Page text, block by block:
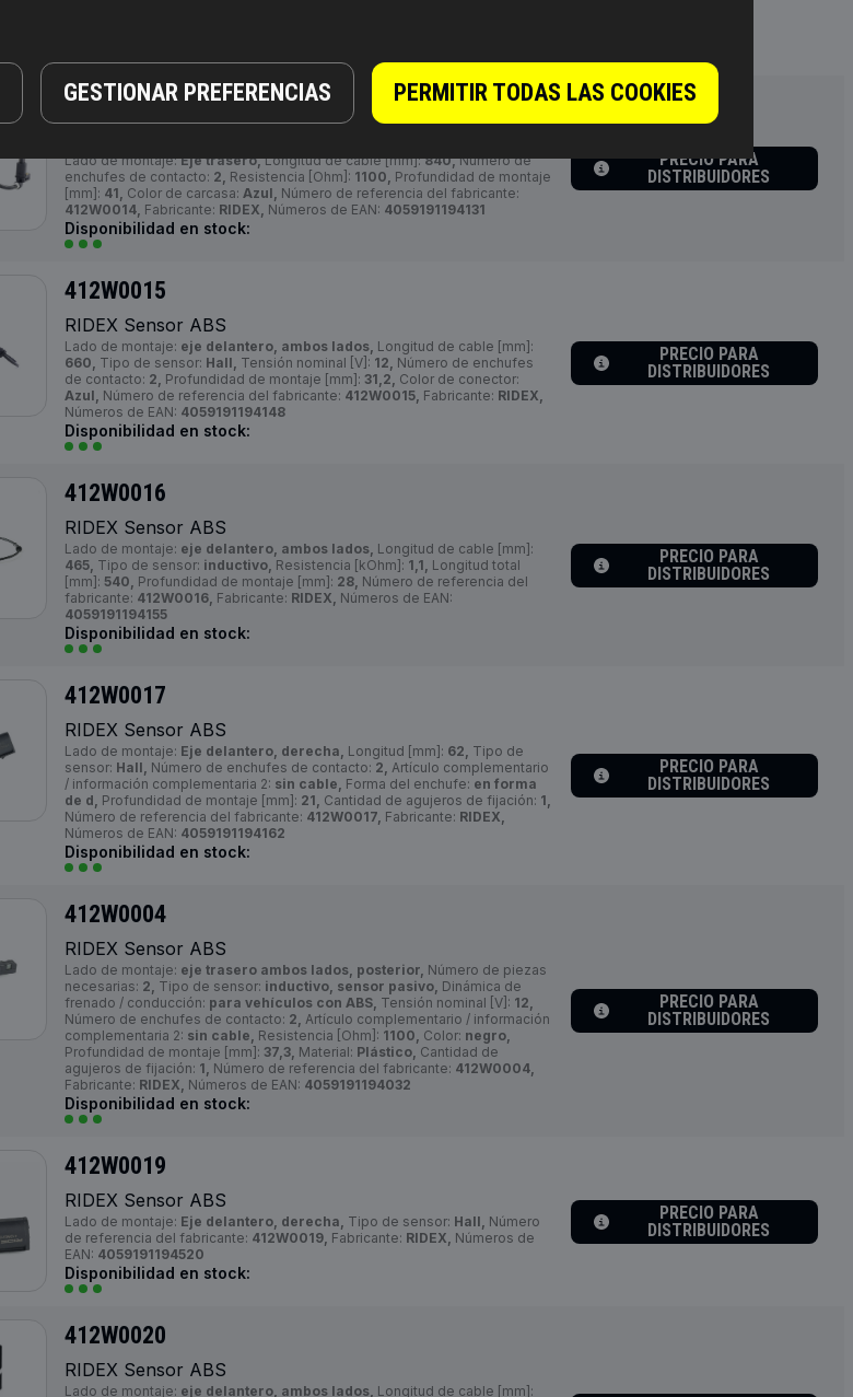
GESTIONAR PREFERENCIAS PERMITIR TODAS LAS COOKIES
412W0014
Lado de montaje:Eje trasero,Longitud de cable [mm]:840,Número de
enchufes de contacto: 2, Resistencia [Ohm]: 1100, Profundidad de montaje
[mm]: 41, Color de carcasa: Azul, Número de referencia del fabricante:
412W0014, Fabricante: RIDEX, Números de EAN: 4059191194131
Disponibilidad en stock:
PRECIO PARA
DISTRIBUIDORES
412W0015
RIDEX Sensor ABS
Lado de montaje: eje delantero, ambos lados, Longitud de cable [mm]:
660, Tipo de sensor: Hall, Tensión nominal [V]: 12, Número de enchufes
de contacto: 2, Profundidad de montaje [mm]: 31,2, Color de conector:
Azul, Número de referencia del fabricante: 412W0015, Fabricante: RIDEX,
Números de EAN: 4059191194148
Disponibilidad en stock:
PRECIO PARA
DISTRIBUIDORES
412W0016
RIDEX Sensor ABS
Lado de montaje: eje delantero, ambos lados, Longitud de cable [mm]:
465, Tipo de sensor: inductivo, Resistencia [kOhm]: 1,1, Longitud total
[mm]: 540, Profundidad de montaje [mm]: 28, Número de referencia del
fabricante: 412W0016, Fabricante: RIDEX, Números de EAN:
4059191194155
Disponibilidad en stock:
PRECIO PARA
DISTRIBUIDORES
412W0017
RIDEX Sensor ABS
Lado de montaje: Eje delantero, derecha, Longitud [mm]: 62, Tipo de
sensor: Hall, Número de enchufes de contacto: 2, Artículo complementario
/ información complementaria 2: sin cable, Forma del enchufe: en forma
de d, Profundidad de montaje [mm]: 21, Cantidad de agujeros de fijación: 1,
Número de referencia del fabricante: 412W0017, Fabricante: RIDEX,
Números de EAN: 4059191194162
Disponibilidad en stock:
PRECIO PARA
DISTRIBUIDORES
412W0004
RIDEX Sensor ABS
Lado de montaje: eje trasero ambos lados, posterior, Número de piezas
necesarias: 2, Tipo de sensor: inductivo, sensor pasivo, Dinámica de
frenado / conducción: para vehículos con ABS, Tensión nominal [V]: 12,
Número de enchufes de contacto: 2, Artículo complementario / información
complementaria 2: sin cable, Resistencia [Ohm]: 1100, Color: negro,
Profundidad de montaje [mm]: 37,3, Material: Plástico, Cantidad de
agujeros de fijación: 1, Número de referencia del fabricante: 412W0004,
Fabricante: RIDEX, Números de EAN: 4059191194032
Disponibilidad en stock:
PRECIO PARA
DISTRIBUIDORES
412W0019
RIDEX Sensor ABS
Lado de montaje: Eje delantero, derecha, Tipo de sensor: Hall, Número
de referencia del fabricante: 412W0019, Fabricante: RIDEX, Números de
EAN: 4059191194520
Disponibilidad en stock:
PRECIO PARA
DISTRIBUIDORES
412W0020
RIDEX Sensor ABS
Lado de montaje: eje delantero, ambos lados, Longitud de cable [mm]: